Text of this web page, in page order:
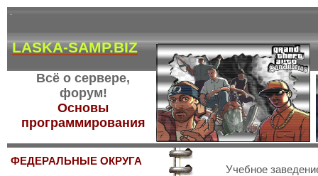
LASKA-SAMP.BIZ
Всё о сервере,
форум!
Основы
программирования
ФЕДЕРАЛЬНЫЕ ОКРУГА
Учебное